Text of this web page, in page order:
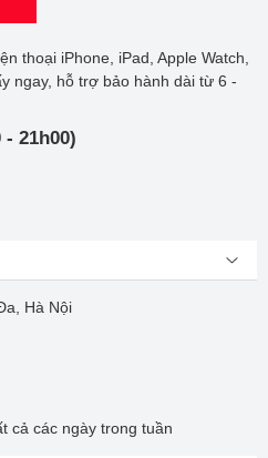
vừa sử dụng, đồng nghĩa viên
tuổi thọ pin.
rõ nguồn gốc, kém chất lượng
ổn định gây chai pin.
sạc khi chưa đầy, sạc thường
quá trình làm hỏng pin
bật nhiều ứng dụng chạy ngầm,
thoại iPhone, iPad, Apple Watch,
ngay, hỗ trợ bảo hành dài từ 6 -
21h00)
Hà Nội
cả các ngày trong tuần